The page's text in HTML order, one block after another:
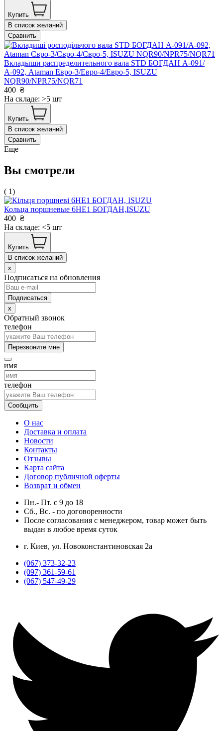
Купить
В список желаний
Сравнить
Вкладыши распределительного вала STD БОГДАН А-091/
А-092, Ataman Евро-3/Евро-4/Евро-5, ISUZU
NQR90/NPR75/NQR71
400 ₴
На складе: >5 шт
Купить
В список желаний
Сравнить
Еще
Вы смотрели
( 1)
Кольца поршневые 6НЕ1 БОГДАН,ISUZU
400 ₴
На складе: <5 шт
Купить
В список желаний
x
Подписаться на обновления
x
Обратный звонок
телефон
Перезвоните мне
имя
телефон
Сообщить
О нас
Доставка и оплата
Новости
Контакты
Отзывы
Карта сайта
Договор публичной оферты
Возврат и обмен
Пн.- Пт. с 9 до 18
Сб., Вс. - по договоренности
После согласования с менеджером, товар может быть
выдан в любое время суток
г. Киев, ул. Новоконстантиновская 2а
(067) 373-32-23
(097) 361-59-61
(067) 547-49-29